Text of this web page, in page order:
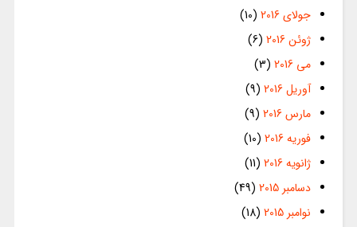
جولای 2016
(10)
ژوئن 2016
(6)
می 2016
(3)
آوریل 2016
(9)
مارس 2016
(9)
فوریه 2016
(10)
ژانویه 2016
(11)
دسامبر 2015
(49)
نوامبر 2015
(18)